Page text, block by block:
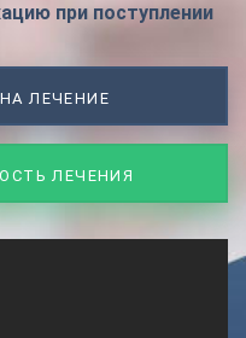
при поступлении
ЛЕЧЕНИЕ
ЛЕЧЕНИЯ